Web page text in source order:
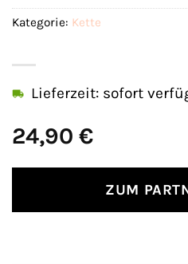
24,90 €
Lieferzeit: sofort
ZUM
Kategorie: Kette